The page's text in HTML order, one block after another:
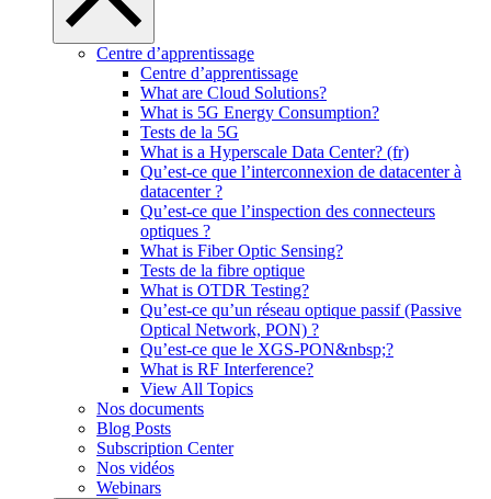
Centre d’apprentissage
Centre d’apprentissage
What are Cloud Solutions?
What is 5G Energy Consumption?
Tests de la 5G
What is a Hyperscale Data Center? (fr)
Qu’est-ce que l’interconnexion de datacenter à
datacenter ?
Qu’est-ce que l’inspection des connecteurs
optiques ?
What is Fiber Optic Sensing?
Tests de la fibre optique
What is OTDR Testing?
Qu’est-ce qu’un réseau optique passif (Passive
Optical Network, PON) ?
Qu’est-ce que le XGS-PON&nbsp;?
What is RF Interference?
View All Topics
Nos documents
Blog Posts
Subscription Center
Nos vidéos
Webinars